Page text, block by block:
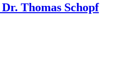
Dr. Thomas Schopf